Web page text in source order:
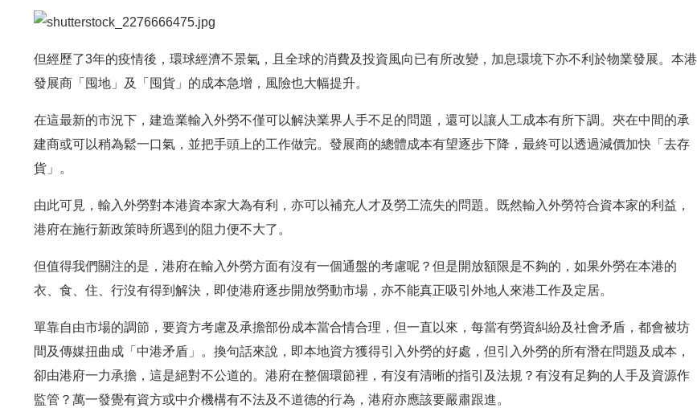
但經歷了3年的疫情後，環球經濟不景氣，且全球的消費及投資風向已有所改變，加息環境下亦不利於物業發展。本港
發展商「囤地」及「囤貨」的成本急增，風險也大幅提升。
在這最新的市況下，建造業輸入外勞不僅可以解決業界人手不足的問題，還可以讓人工成本有所下調。夾在中間的承
建商或可以稍為鬆一口氣，並把手頭上的工作做完。發展商的總體成本有望逐步下降，最終可以透過減價加快「去存
貨」。
由此可見，輸入外勞對本港資本家大為有利，亦可以補充人才及勞工流失的問題。既然輸入外勞符合資本家的利益，
港府在施行新政策時所遇到的阻力便不大了。
但值得我們關注的是，港府在輸入外勞方面有沒有一個通盤的考慮呢？但是開放額限是不夠的，如果外勞在本港的
衣、食、住、行沒有得到解決，即使港府逐步開放勞動市場，亦不能真正吸引外地人來港工作及定居。
單靠自由市場的調節，要資方考慮及承擔部份成本當合情合理，但一直以來，每當有勞資糾紛及社會矛盾，都會被坊
間及傳媒扭曲成「中港矛盾」。換句話來說，即本地資方獲得引入外勞的好處，但引入外勞的所有潛在問題及成本，
卻由港府一力承擔，這是絕對不公道的。港府在整個環節裡，有沒有清晰的指引及法規？有沒有足夠的人手及資源作
監管？萬一發覺有資方或中介機構有不法及不道德的行為，港府亦應該要嚴肅跟進。